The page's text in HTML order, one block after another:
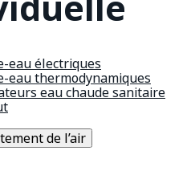
eau électriques
eau thermodynamiques
eau chaude sanitaire
de l’air